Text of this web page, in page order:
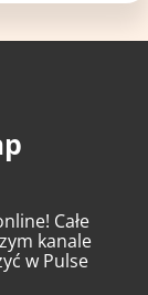
Całe
kanale
w Pulse